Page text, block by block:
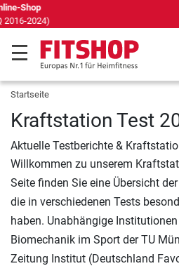
Seit 42 Jahren Ihr
Startseite
Kraftstation Test
Aktuelle Testberichte &
Willkommen zu unserem
Seite finden Sie eine Übersicht
die in verschiedenen Tests
haben. Unabhängige
Biomechanik im Sport der TU
Zeitung Institut (Deutschland